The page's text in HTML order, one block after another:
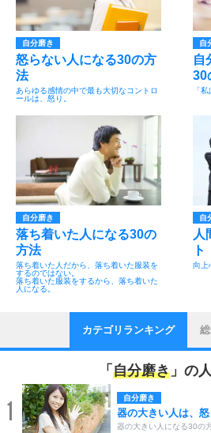
自分磨き
怒らない人になる30の方
法
あらゆる感情の中で最も大切なコントロ
ールは、怒り。
自
自
30
「
自分磨き
落ち着いた人になる30の
方法
落ち着いた人だから、落ち着いた服装を
するのではない。
落ち着いた服装をするから、落ち着いた
人になる。
自
人
ト
向上
カテゴリランキング
「 自分磨き 」の
1 自分磨き
器の大きい人は、怒
器の大きい人になる30の